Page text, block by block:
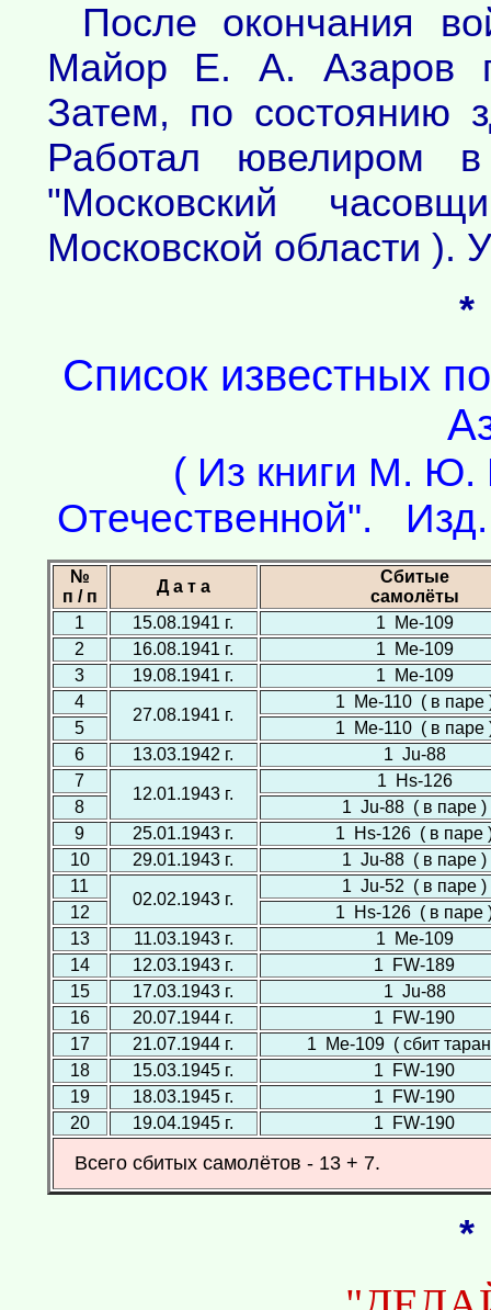
После окончания
Майор Е. А. Азаров
Затем, по состоянию
Работал ювелиром
"Московский
Московской области ).
Список известных
( Из книги М. Ю.
Отечественной".
№
п / п
Д а т а
Сбитые
самолёты
1
15.08.1941 г.
1 Ме-109
2
16.08.1941 г.
1 Ме-109
3
19.08.1941 г.
1 Ме-109
4
27.08.1941 г.
1 Ме-110 ( в паре
5
1 Ме-110 ( в паре
6
13.03.1942 г.
1 Ju-88
7
12.01.1943 г.
1 Hs-126
8
1 Ju-88 ( в паре )
9
25.01.1943 г.
1 Hs-126 ( в паре
10
29.01.1943 г.
1 Ju-88 ( в паре )
11
02.02.1943 г.
1 Ju-52 ( в паре )
12
1 Hs-126 ( в паре
13
11.03.1943 г.
1 Ме-109
14
12.03.1943 г.
1 FW-189
15
17.03.1943 г.
1 Ju-88
16
20.07.1944 г.
1 FW-190
17
21.07.1944 г.
1 Ме-109 ( сбит
18
15.03.1945 г.
1 FW-190
19
18.03.1945 г.
1 FW-190
20
19.04.1945 г. 1 FW-190
Всего сбитых самолётов - 13 + 7.